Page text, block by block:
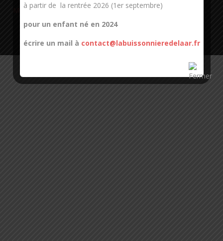
Mentions Légales | La buissonnière de l'Aar | 11, quai Zorn -
67000 Strasbourg | Téléphone : 03 88 37 31 89 |
à partir de la rentrée 2026 (1er septembre)
pour un enfant né en 2024
écrire un mail à contact@labuissonnieredelaar.fr